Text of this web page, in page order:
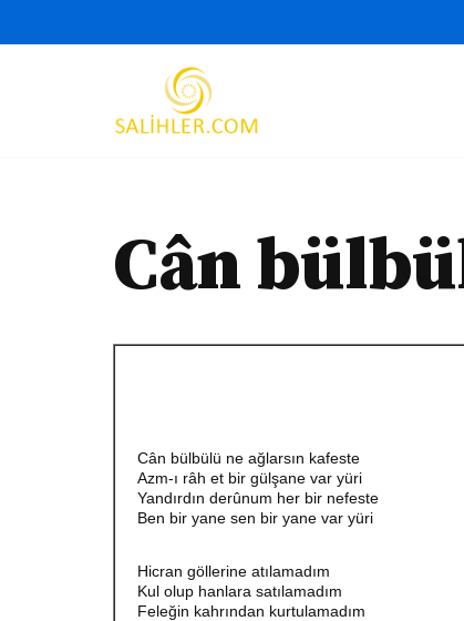
Cân
Cân bülbülü ne ağlarsın kafeste
Azm-ı râh et bir gülşane var yüri
Yandırdın derûnum her bir nefeste
Ben bir yane sen bir yane var yüri
Hicran göllerine atılamadım
Kul olup hanlara satılamadım
Feleğin kahrından kurtulamadım